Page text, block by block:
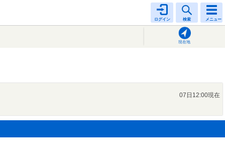
ログイン 検索 メニュー
現在地
07日12:00現在